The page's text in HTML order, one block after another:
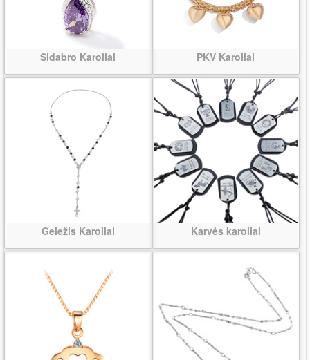
Sidabro Karoliai PKV Karoliai
Geležis Karoliai Karvės karoliai